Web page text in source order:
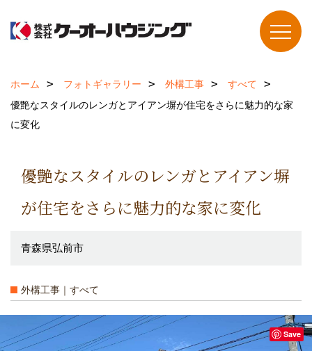
ホーム フォトギャラリー 外構工事
すべて
優艶なスタイルのレンガとアイアン塀が住宅をさらに魅力的な家
に変化
優艶なスタイルのレンガとアイアン塀
が住宅をさらに魅力的な家に変化
青森県弘前市
外構工事｜すべて
Save